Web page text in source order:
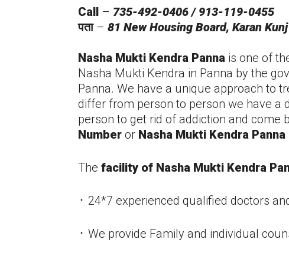
Call – 735-492-0406 / 913-119-0455
पता– 81 New Housing Board, Karan
Nasha Mukti Kendra Panna is one of
Nasha Mukti Kendra in Panna by the
Panna. We have a unique approach to
differ from person to person we have a
person to get rid of addiction and
Number or Nasha Mukti Kendra Panna
The facility of Nasha Mukti Kendra
᛫ 24*7 experienced qualified doctors
᛫ We provide Family and individual